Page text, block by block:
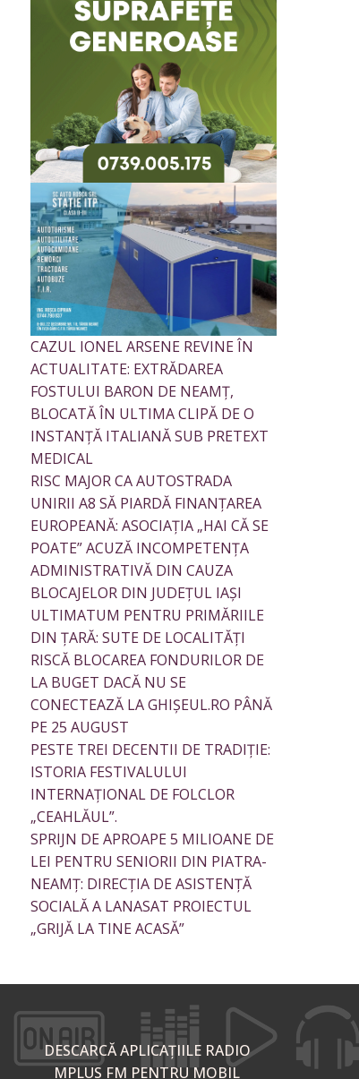
CAZUL IONEL ARSENE REVINE ÎN
ACTUALITATE: EXTRĂDAREA
FOSTULUI BARON DE NEAMȚ,
BLOCATĂ ÎN ULTIMA CLIPĂ DE O
INSTANȚĂ ITALIANĂ SUB PRETEXT
MEDICAL
RISC MAJOR CA AUTOSTRADA
UNIRII A8 SĂ PIARDĂ FINANȚAREA
EUROPEANĂ: ASOCIAȚIA „HAI CĂ SE
POATE” ACUZĂ INCOMPETENȚA
ADMINISTRATIVĂ DIN CAUZA
BLOCAJELOR DIN JUDEȚUL IAȘI
ULTIMATUM PENTRU PRIMĂRIILE
DIN ȚARĂ: SUTE DE LOCALITĂȚI
RISCĂ BLOCAREA FONDURILOR DE
LA BUGET DACĂ NU SE
CONECTEAZĂ LA GHIȘEUL.RO PÂNĂ
PE 25 AUGUST
PESTE TREI DECENTII DE TRADIȚIE:
ISTORIA FESTIVALULUI
INTERNAȚIONAL DE FOLCLOR
„CEAHLĂUL”.
SPRIJN DE APROAPE 5 MILIOANE DE
LEI PENTRU SENIORII DIN PIATRA-
NEAMȚ: DIRECȚIA DE ASISTENȚĂ
SOCIALĂ A LANASAT PROIECTUL
„GRIJĂ LA TINE ACASĂ”
DESCARCĂ APLICAȚIILE RADIO
MPLUS FM PENTRU MOBIL